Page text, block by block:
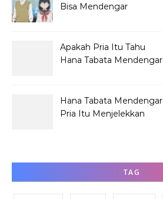
Bisa Mendengar
Apakah Pria Itu Tahu
Hana Tabata Mendengar
Hana Tabata Mendengar
Pria Itu Menjelekkan
TAG